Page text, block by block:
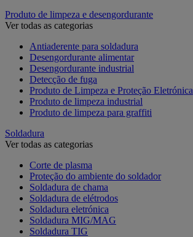
Produto de limpeza e desengordurante
Ver todas as categorias
Antiaderente para soldadura
Desengordurante alimentar
Desengordurante industrial
Detecção de fuga
Produto de Limpeza e Proteção Eletrónica
Produto de limpeza industrial
Produto de limpeza para graffiti
Soldadura
Ver todas as categorias
Corte de plasma
Proteção do ambiente do soldador
Soldadura de chama
Soldadura de elétrodos
Soldadura eletrónica
Soldadura MIG/MAG
Soldadura TIG